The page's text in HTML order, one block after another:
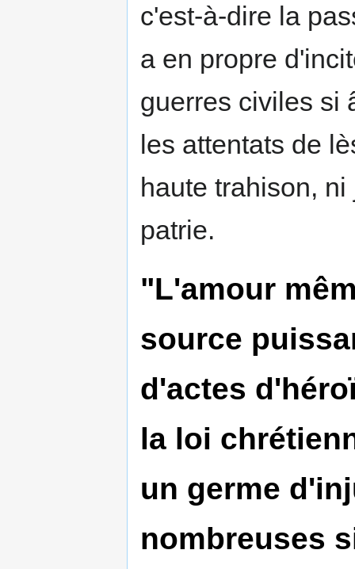
c'est-à-dire la
a en propre
guerres civiles si
les attentats de
haute trahison,
patrie.
"L'amour
source
d'actes
la loi
un germe
nombreuses